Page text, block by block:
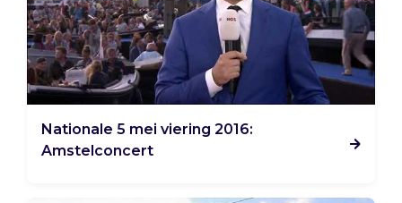
Nationale 5 mei viering 2016:
Amstelconcert